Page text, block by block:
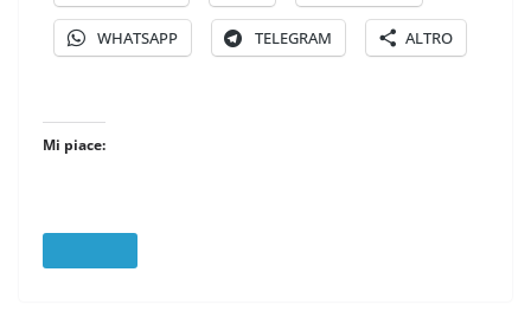
WHATSAPP TELEGRAM ALTRO
Mi piace: